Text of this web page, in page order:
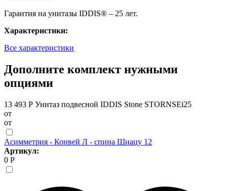
Гарантия на унитазы IDDIS® – 25 лет.
Характеристики:
Все характеристики
Дополните комплект нужными
опциями
13 493 Р Унитаз подвесной IDDIS Stone STORNSEi25
от
от
Асимметрия - Конвей Л - спина Шиацу 12
Артикул:
0 Р